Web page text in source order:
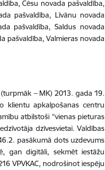
Cēsu novada pašvaldība,
pašvaldība, Līvānu novada
pašvaldība, Saldus novada
pašvaldība, Valmieras novada
– MK) 2013. gada 19.
klientu apkalpošanas centru
atbilstoši “vienas pieturas
dzīvesvietai. Valdības
pasākumā dots uzdevums
gan digitāli, sekmēt iestāžu
VPVKAC, nodrošinot iespēju